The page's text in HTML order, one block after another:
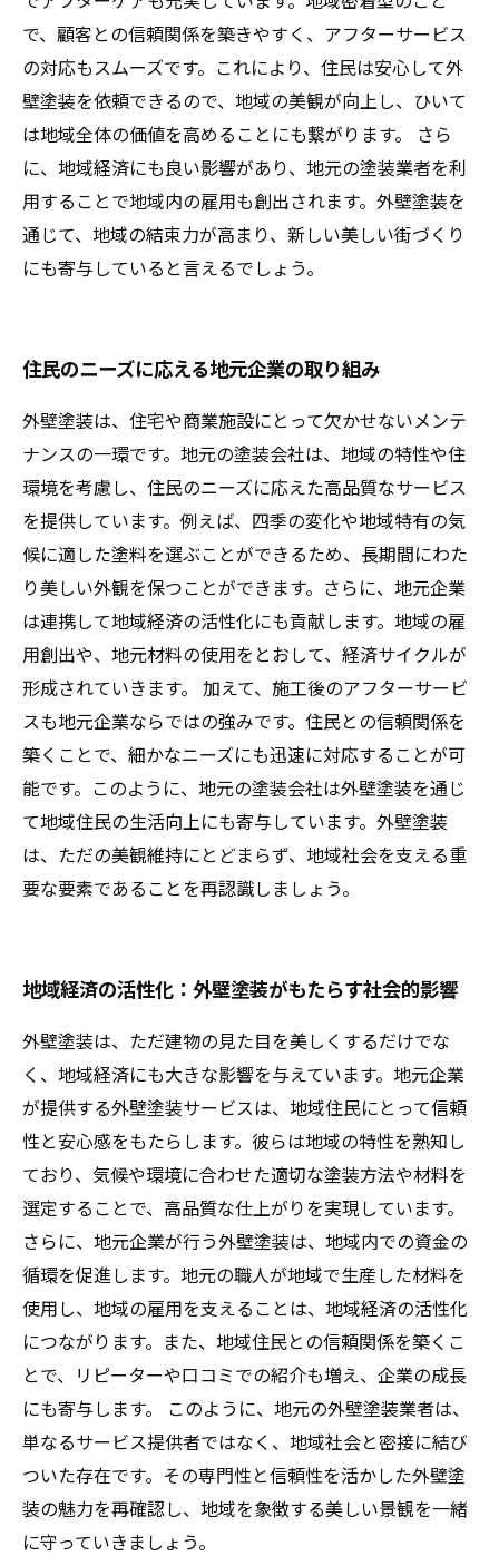
で、顧客との信頼関係を築きやすく、アフターサービス
の対応もスムーズです。これにより、住民は安心して外
壁塗装を依頼できるので、地域の美観が向上し、ひいて
は地域全体の価値を高めることにも繋がります。 さら
に、地域経済にも良い影響があり、地元の塗装業者を利
用することで地域内の雇用も創出されます。外壁塗装を
通じて、地域の結束力が高まり、新しい美しい街づくり
にも寄与していると言えるでしょう。
住民のニーズに応える地元企業の取り組み
外壁塗装は、住宅や商業施設にとって欠かせないメンテ
ナンスの一環です。地元の塗装会社は、地域の特性や住
環境を考慮し、住民のニーズに応えた高品質なサービス
を提供しています。例えば、四季の変化や地域特有の気
候に適した塗料を選ぶことができるため、長期間にわた
り美しい外観を保つことができます。さらに、地元企業
は連携して地域経済の活性化にも貢献します。地域の雇
用創出や、地元材料の使用をとおして、経済サイクルが
形成されていきます。 加えて、施工後のアフターサービ
スも地元企業ならではの強みです。住民との信頼関係を
築くことで、細かなニーズにも迅速に対応することが可
能です。このように、地元の塗装会社は外壁塗装を通じ
て地域住民の生活向上にも寄与しています。外壁塗装
は、ただの美観維持にとどまらず、地域社会を支える重
要な要素であることを再認識しましょう。
地域経済の活性化：外壁塗装がもたらす社会的影響
外壁塗装は、ただ建物の見た目を美しくするだけでな
く、地域経済にも大きな影響を与えています。地元企業
が提供する外壁塗装サービスは、地域住民にとって信頼
性と安心感をもたらします。彼らは地域の特性を熟知し
ており、気候や環境に合わせた適切な塗装方法や材料を
選定することで、高品質な仕上がりを実現しています。
さらに、地元企業が行う外壁塗装は、地域内での資金の
循環を促進します。地元の職人が地域で生産した材料を
使用し、地域の雇用を支えることは、地域経済の活性化
につながります。また、地域住民との信頼関係を築くこ
とで、リピーターや口コミでの紹介も増え、企業の成長
にも寄与します。 このように、地元の外壁塗装業者は、
単なるサービス提供者ではなく、地域社会と密接に結び
ついた存在です。その専門性と信頼性を活かした外壁塗
装の魅力を再確認し、地域を象徴する美しい景観を一緒
に守っていきましょう。